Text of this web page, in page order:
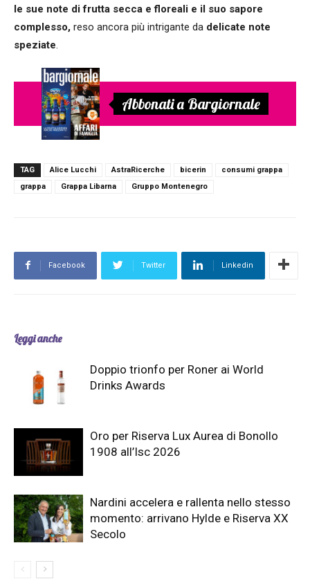
le sue note di frutta secca e floreali e il suo sapore
complesso, reso ancora più intrigante da delicate note
speziate.
Abbonati a Bargiornale
TAG Alice Lucchi AstraRicerche bicerin
consumi grappa
grappa
Grappa Libarna Gruppo Montenegro
Facebook Twitter Linkedin
Leggi anche
Doppio trionfo per Roner ai World
Drinks Awards
Oro per Riserva Lux Aurea di Bonollo
1908 all’Isc 2026
Nardini accelera e rallenta nello stesso
momento: arrivano Hylde e Riserva XX
Secolo